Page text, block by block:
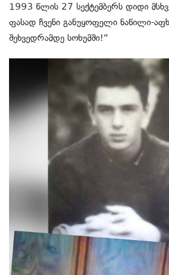
1993 წლის 27 სექტემბერს დიდი
ფასად ჩვენი განუყოფელი ნაწილი-
შეხვედრამდე სოხუმში!”